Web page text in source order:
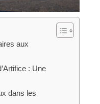
aux
: Une
dans les